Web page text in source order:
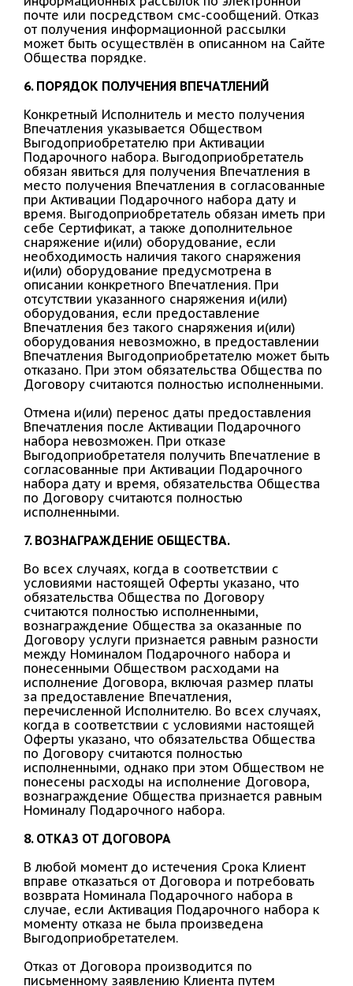
почте или посредством смс-сообщений. Отказ
от получения информационной рассылки
может быть осуществлён в описанном на Сайте
Общества порядке.
6. ПОРЯДОК ПОЛУЧЕНИЯ ВПЕЧАТЛЕНИЙ
Конкретный Исполнитель и место получения
Впечатления указывается Обществом
Выгодоприобретателю при Активации
Подарочного набора. Выгодоприобретатель
обязан явиться для получения Впечатления в
место получения Впечатления в согласованные
при Активации Подарочного набора дату и
время. Выгодоприобретатель обязан иметь при
себе Сертификат, а также дополнительное
снаряжение и(или) оборудование, если
необходимость наличия такого снаряжения
и(или) оборудование предусмотрена в
описании конкретного Впечатления. При
отсутствии указанного снаряжения и(или)
оборудования, если предоставление
Впечатления без такого снаряжения и(или)
оборудования невозможно, в предоставлении
Впечатления Выгодоприобретателю может быть
отказано. При этом обязательства Общества по
Договору считаются полностью исполненными.
Отмена и(или) перенос даты предоставления
Впечатления после Активации Подарочного
набора невозможен. При отказе
Выгодоприобретателя получить Впечатление в
согласованные при Активации Подарочного
набора дату и время, обязательства Общества
по Договору считаются полностью
исполненными.
7. ВОЗНАГРАЖДЕНИЕ ОБЩЕСТВА.
Во всех случаях, когда в соответствии с
условиями настоящей Оферты указано, что
обязательства Общества по Договору
считаются полностью исполненными,
вознаграждение Общества за оказанные по
Договору услуги признается равным разности
между Номиналом Подарочного набора и
понесенными Обществом расходами на
исполнение Договора, включая размер платы
за предоставление Впечатления,
перечисленной Исполнителю. Во всех случаях,
когда в соответствии с условиями настоящей
Оферты указано, что обязательства Общества
по Договору считаются полностью
исполненными, однако при этом Обществом не
понесены расходы на исполнение Договора,
вознаграждение Общества признается равным
Номиналу Подарочного набора.
8. ОТКАЗ ОТ ДОГОВОРА
В любой момент до истечения Срока Клиент
вправе отказаться от Договора и потребовать
возврата Номинала Подарочного набора в
случае, если Активация Подарочного набора к
моменту отказа не была произведена
Выгодоприобретателем.
Отказ от Договора производится по
письменному заявлению Клиента путем